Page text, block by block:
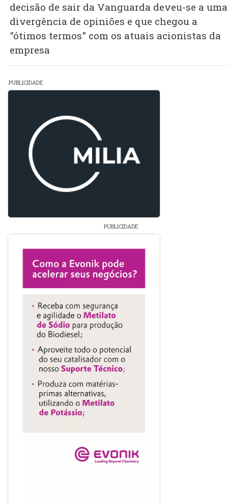
decisão de sair da Vanguarda deveu-se a uma
divergência de opiniões e que chegou a
"ótimos termos" com os atuais acionistas da
empresa
PUBLICIDADE
PUBLICIDADE